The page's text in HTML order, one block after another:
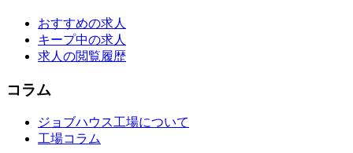
おすすめの求人
キープ中の求人
求人の閲覧履歴
コラム
ジョブハウス工場について
工場コラム